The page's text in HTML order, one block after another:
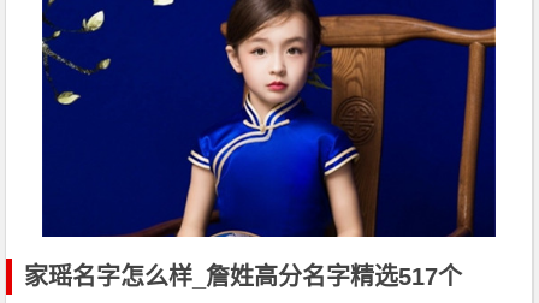
家瑶名字怎么样_詹姓高分名字精选517个